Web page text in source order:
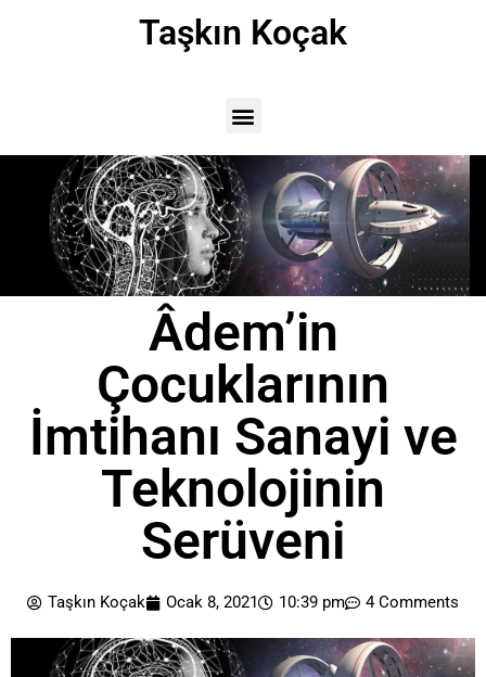
Taşkın Koçak
Âdem’in
Çocuklarının
İmtihanı Sanayi ve
Teknolojinin
Serüveni
Taşkın Koçak Ocak 8, 2021 10:39 pm 4 Comments